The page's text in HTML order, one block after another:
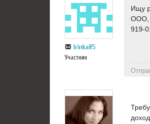
Irinka85
Участник
Ищу
ООО,
919-